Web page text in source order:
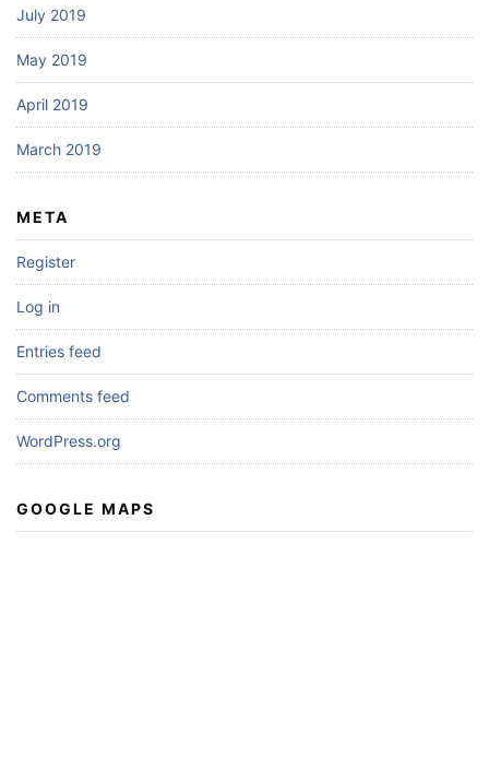
July 2019
May 2019
April 2019
March 2019
META
Register
Log in
Entries feed
Comments feed
WordPress.org
GOOGLE MAPS